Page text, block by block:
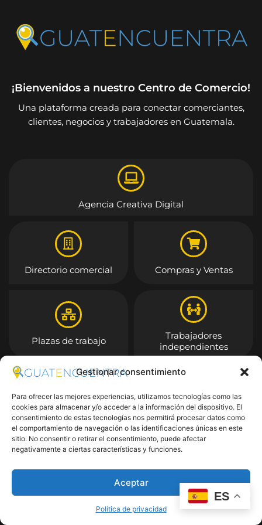
Gestionar consentimiento
Para ofrecer las mejores experiencias, utilizamos tecnologías como las
cookies para almacenar y/o acceder a la información del dispositivo. El
consentimiento de estas tecnologías nos permitirá procesar datos como
el comportamiento de navegación o las identificaciones únicas en este
sitio. No consentir o retirar el consentimiento, puede afectar
negativamente a ciertas características y funciones.
Aceptar
Política de privacidad
¡Bienvenidos a nuestro Centro de Comercio!
Una plataforma creada para conectar comerciantes,
clientes, negocios y trabajadores en Guatemala.
Agencia Creativa Digital
Directorio comercial Compras y Ventas
Plazas de trabajo
Trabajadores
independientes
Entrar
ES